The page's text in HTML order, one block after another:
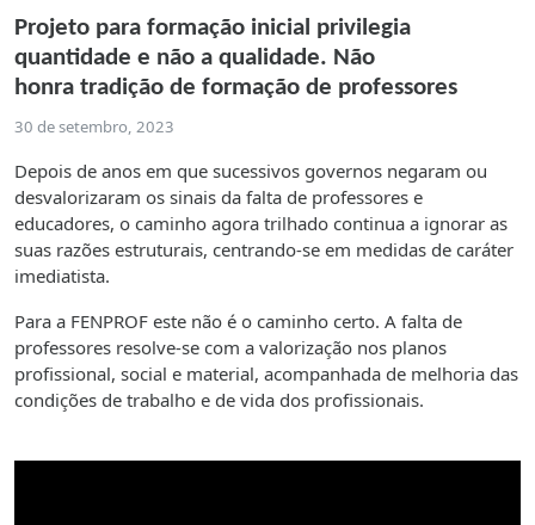
Projeto para formação inicial privilegia
quantidade e não a qualidade. Não
honra tradição de formação de professores
30 de setembro, 2023
Depois de anos em que sucessivos governos negaram ou
desvalorizaram os sinais da falta de professores e
educadores, o caminho agora trilhado continua a ignorar as
suas razões estruturais, centrando-se em medidas de caráter
imediatista.
Para a FENPROF este não é o caminho certo. A falta de
professores resolve-se com a valorização nos planos
profissional, social e material, acompanhada de melhoria das
condições de trabalho e de vida dos profissionais.